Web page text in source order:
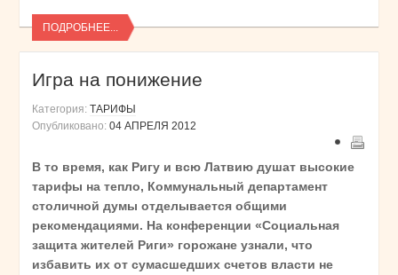
ПОДРОБНЕЕ...
Игра на понижение
Категория: ТАРИФЫ
Опубликовано: 04 АПРЕЛЯ 2012
В то время, как Ригу и всю Латвию душат высокие
тарифы на тепло, Коммунальный департамент
столичной думы отделывается общими
рекомендациями. На конференции «Социальная
защита жителей Риги» горожане узнали, что
избавить их от сумасшедших счетов власти не